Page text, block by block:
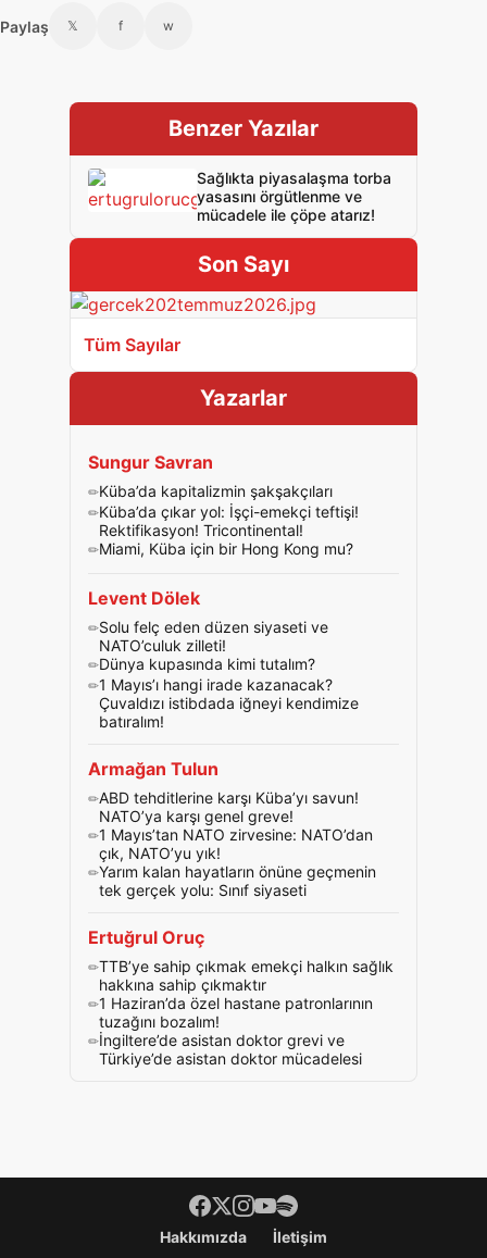
Paylaş 𝕏 f w
Benzer Yazılar
Sağlıkta piyasalaşma torba
yasasını örgütlenme ve
mücadele ile çöpe atarız!
Son Sayı
Tüm Sayılar
Yazarlar
Sungur Savran
Küba’da kapitalizmin şakşakçıları
Küba’da çıkar yol: İşçi-emekçi teftişi!
Rektifikasyon! Tricontinental!
Miami, Küba için bir Hong Kong mu?
Levent Dölek
Solu felç eden düzen siyaseti ve
NATO’culuk zilleti!
Dünya kupasında kimi tutalım?
1 Mayıs’ı hangi irade kazanacak?
Çuvaldızı istibdada iğneyi kendimize
batıralım!
Armağan Tulun
ABD tehditlerine karşı Küba’yı savun!
NATO’ya karşı genel greve!
1 Mayıs’tan NATO zirvesine: NATO’dan
çık, NATO’yu yık!
Yarım kalan hayatların önüne geçmenin
tek gerçek yolu: Sınıf siyaseti
Ertuğrul Oruç
TTB’ye sahip çıkmak emekçi halkın sağlık
hakkına sahip çıkmaktır
1 Haziran’da özel hastane patronlarının
tuzağını bozalım!
İngiltere’de asistan doktor grevi ve
Türkiye’de asistan doktor mücadelesi
Footer menüHakkımızda İletişim